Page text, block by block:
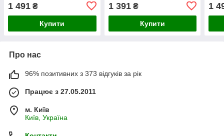
1 491 ₴
Купити
1 391₴
Купити
1
Про нас
96% позитивних з 373 відгуків за рік
Працює з 27.05.2011
м. Київ
Київ, Україна